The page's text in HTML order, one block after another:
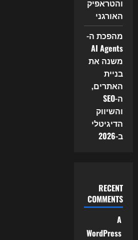
והטראפיק
האורגני
מהפכת ה-
AI Agents
משנה את
בניית
האתרים,
ה-SEO
והשיווק
הדיגיטלי
ב-2026
RECENT
COMMENTS
A
WordPress